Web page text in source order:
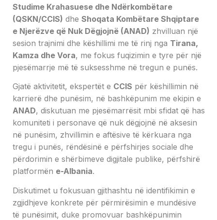
Studime Krahasuese dhe Ndërkombëtare
(QSKN/CCIS) dhe Shoqata Kombëtare Shqiptare
e Njerëzve që Nuk Dëgjojnë (ANAD) zhvilluan një
sesion trajnimi dhe këshillimi me të rinj nga Tirana,
Kamza dhe Vora, me fokus fuqizimin e tyre për një
pjesëmarrje më të suksesshme në tregun e punës.
Gjatë aktivitetit, ekspertët e CCIS për këshillimin në
karrierë dhe punësim, në bashkëpunim me ekipin e
ANAD, diskutuan me pjesëmarrësit mbi sfidat që has
komuniteti i personave që nuk dëgjojnë në aksesin
në punësim, zhvillimin e aftësive të kërkuara nga
tregu i punës, rëndësinë e përfshirjes sociale dhe
përdorimin e shërbimeve digjitale publike, përfshirë
platformën e-Albania.
Diskutimet u fokusuan gjithashtu në identifikimin e
zgjidhjeve konkrete për përmirësimin e mundësive
të punësimit, duke promovuar bashkëpunimin